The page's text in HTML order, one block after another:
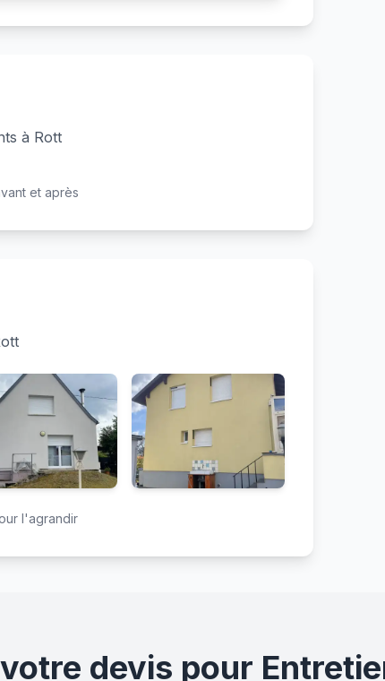
à Rott
et après
l'agrandir
devis pour